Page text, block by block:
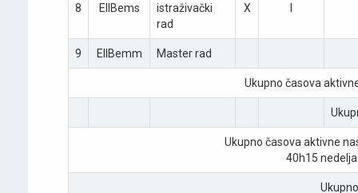
8 EIIBems
istraživački
rad
X
9 EIIBemm Master rad
Ukupno časova
Ukupno časova aktivne
40h15